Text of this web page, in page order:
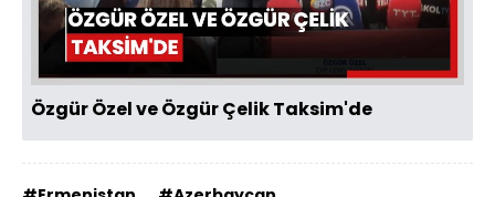
Oynat
Özgür Özel ve Özgür Çelik Taksim'de